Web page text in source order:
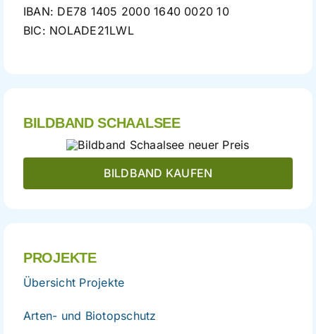
IBAN: DE78 1405 2000 1640 0020 10
BIC: NOLADE21LWL
BILDBAND SCHAALSEE
BILDBAND KAUFEN
PROJEKTE
Übersicht Projekte
Arten- und Biotopschutz